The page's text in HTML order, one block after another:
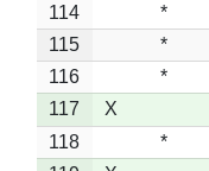
114
*
115
*
116
*
117
X
118
*